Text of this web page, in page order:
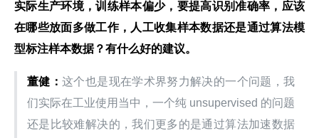
实际生产环境，训练样本偏少，要提高识别准确率，应该
在哪些放面多做工作，人工收集样本数据还是通过算法模
型标注样本数据？有什么好的建议。
董健：这个也是现在学术界努力解决的一个问题，我
们实际在工业使用当中，一个纯 unsupervised 的问题
还是比较难解决的，我们更多的是通过算法加速数据